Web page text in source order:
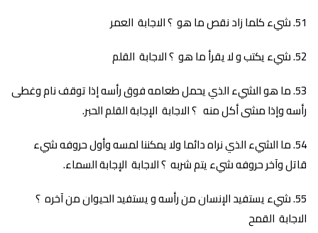
شيء كلما زاد نقص ما هو ؟ الاجابة العمر
شيء يكتب و لا يقرأ ما هو ؟ الاجابة القلم
ما هو الشيء الذي يحمل طعامه فوق رأسه إذا توقف نام وغطى
رأسه وإذا مشى أكل منه ؟ الاجابة الإجابة القلم الحبر.
ما الشيء الذي نراه دائما ولا يمكننا لمسه وأول حروفه شيء
قاتل وآخر حروفه شيء يتم شربه ؟ الاجابة الإجابة السماء.
شيء يستفيد الإنسان من رأسه و يستفيد الحيوان من آخره ؟
الاجابة القمح